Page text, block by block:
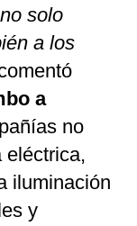
solo
a los
a
no
eléctrica,
iluminación
y